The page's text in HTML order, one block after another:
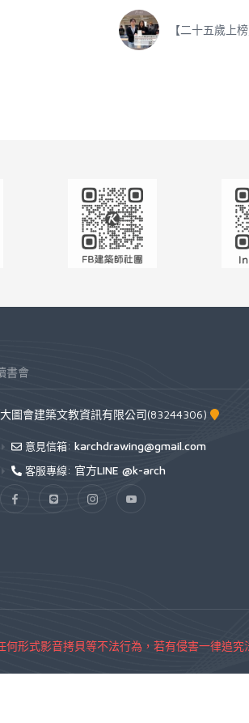
【二十五歲上
書會
大圖會建築文教資訊有限公司(83244306)
意見信箱:karchdrawing@gmail.com
客服專線: 官方LINE @k-arch
何形式影音拷貝等不法行為，若有侵害一律追究